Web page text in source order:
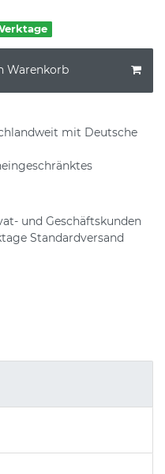
Warenkorb
mit Deutsche
und Geschäftskunden
Standardversand